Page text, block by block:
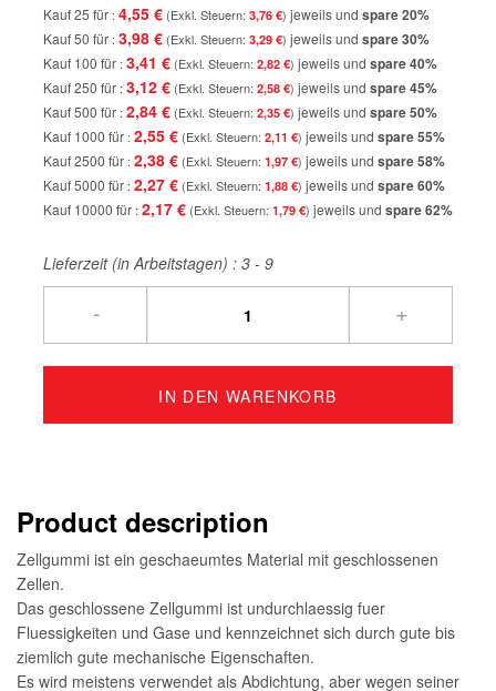
Kauf 25 für 4,55 € 3,76 € jeweils und spare20%
Kauf 50 für 3,98 € 3,29 € jeweils und spare30%
Kauf 100 für 3,41 € 2,82 € jeweils und spare40%
Kauf 250 für 3,12 € 2,58 € jeweils und spare45%
Kauf 500 für 2,84 € 2,35 € jeweils und spare50%
Kauf 1000 für 2,55 € 2,11 € jeweils und spare55%
Kauf 2500 für 2,38 € 1,97 € jeweils und spare58%
Kauf 5000 für 2,27 € 1,88 € jeweils und spare60%
Kauf 10000 für 2,17 € 1,79 € jeweils und spare62%
Lieferzeit (in Arbeitstagen) : 3 - 9
- +
IN DEN WARENKORB
Product description
Zellgummi ist ein geschaeumtes Material mit geschlossenen
Zellen.
Das geschlossene Zellgummi ist undurchlaessig fuer
Fluessigkeiten und Gase und kennzeichnet sich durch gute bis
ziemlich gute mechanische Eigenschaften.
Es wird meistens verwendet als Abdichtung, aber wegen seiner